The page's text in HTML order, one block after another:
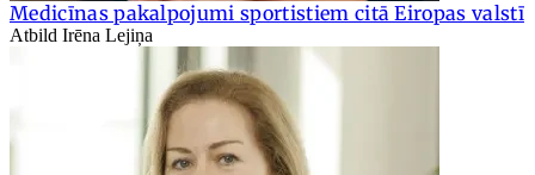
Medicīnas pakalpojumi sportistiem citā Eiropas valstī
Atbild Irēna Lejiņa